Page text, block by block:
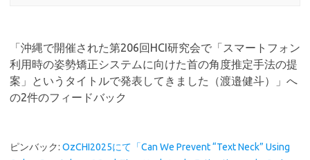
「沖縄で開催された第206回HCI研究会で「スマートフォン
利用時の姿勢矯正システムに向けた首の角度推定手法の提
案」というタイトルで発表してきました（渡邉健斗）
」へ
の2件のフィードバック
ピンバック: OzCHI2025にて「Can We Prevent “Text Neck” Using